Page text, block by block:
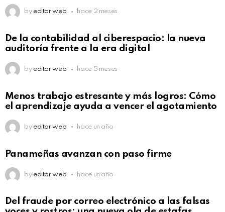
by editor web hace 2 meses
De la contabilidad al ciberespacio: la nueva
auditoría frente a la era digital
by editor web hace 5 meses
Menos trabajo estresante y más logros: Cómo
el aprendizaje ayuda a vencer el agotamiento
by editor web hace un año
Panameñas avanzan con paso firme
by editor web hace un año
Del fraude por correo electrónico a las falsas